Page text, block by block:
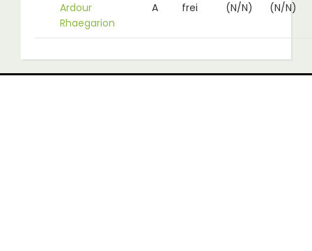
Ardour
Rhaegarion
A frei (N/N) (N/N)